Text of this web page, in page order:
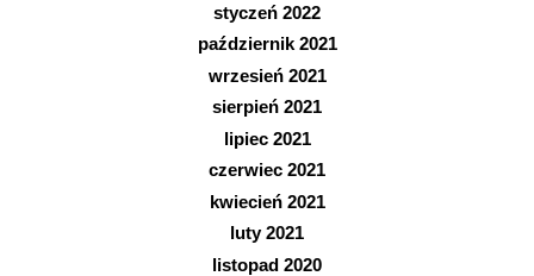
styczeń 2022
październik 2021
wrzesień 2021
sierpień 2021
lipiec 2021
czerwiec 2021
kwiecień 2021
luty 2021
listopad 2020